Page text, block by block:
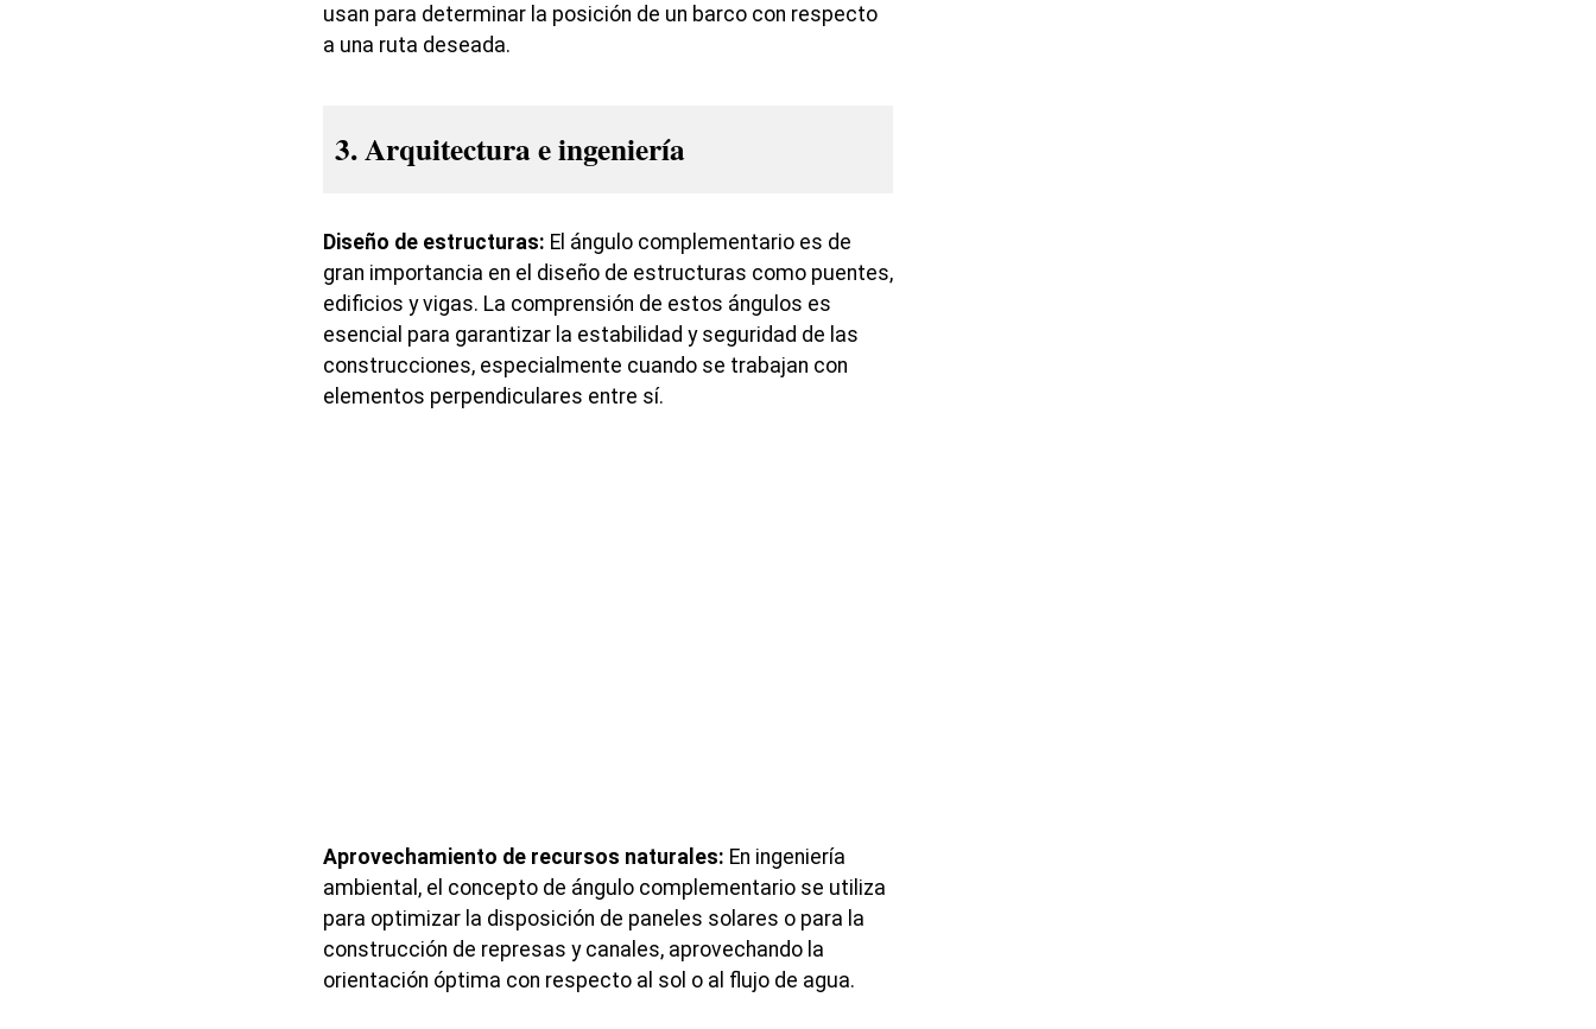
usan para determinar la posición de un barco con respecto
a una ruta deseada.
3. Arquitectura e ingeniería
Diseño de estructuras: El ángulo complementario es de
gran importancia en el diseño de estructuras como puentes,
edificios y vigas. La comprensión de estos ángulos es
esencial para garantizar la estabilidad y seguridad de las
construcciones, especialmente cuando se trabajan con
elementos perpendiculares entre sí.
Aprovechamiento de recursos naturales: En ingeniería
ambiental, el concepto de ángulo complementario se utiliza
para optimizar la disposición de paneles solares o para la
construcción de represas y canales, aprovechando la
orientación óptima con respecto al sol o al flujo de agua.